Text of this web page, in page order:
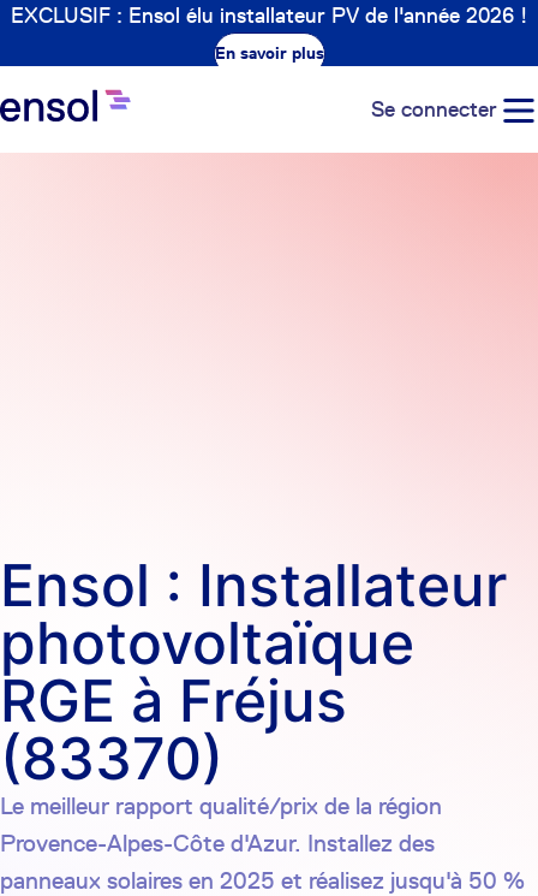
EXCLUSIF : Ensol élu installateur PV de l'année 2026 !
En savoir plus
Se connecter
Ensol : Installateur
photovoltaïque
RGE à Fréjus
(83370)
Le meilleur rapport qualité/prix de la région
Provence-Alpes-Côte d'Azur. Installez des
panneaux solaires en 2025 et réalisez jusqu'à 50 %